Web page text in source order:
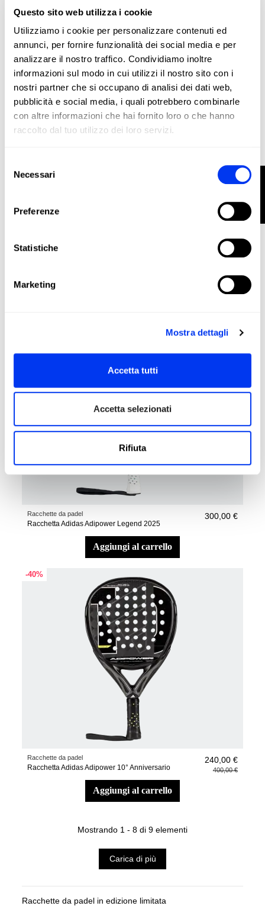
Questo sito web utilizza i cookie
Utilizziamo i cookie per personalizzare contenuti ed
annunci, per fornire funzionalità dei social media e per
analizzare il nostro traffico. Condividiamo inoltre
informazioni sul modo in cui utilizzi il nostro sito con i
nostri partner che si occupano di analisi dei dati web,
pubblicità e social media, i quali potrebbero combinarle
con altre informazioni che hai fornito loro o che hanno
raccolto dal tuo utilizzo dei loro servizi.
delNecessari
Preferenze
Statistiche
Marketing
Mostra dettagli
Accetta tutti
Accetta selezionati
Rifiuta
Racchette da padel
Adipower CTRL MTW PRO EDT 2024 Alex Ruiz
247,50 €
aggiungi al carrello
-40%
Racchetta adidas Cross It Carbon-Maxi Arce 280,00 €
Racchette da padel
Racchetta Adidas Adipower Legend 2025
300,00 €
aggiungi al carrello
-40%
Racchette da padel
Racchetta Adidas Adipower 10° Anniversario
240,00 €
400,00 €
aggiungi al carrello
Mostrando 1 - 8 di 9 elementi
Carica di più
Racchette da padel in edizione limitata